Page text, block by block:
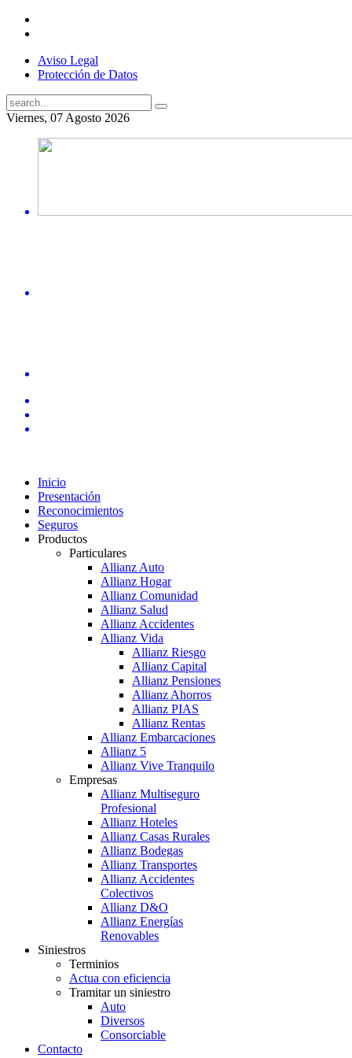
Aviso Legal
Protección de Datos
Viernes, 07 Agosto 2026
Inicio
Presentación
Reconocimientos
Seguros
Productos
Particulares
Allianz Auto
Allianz Hogar
Allianz Comunidad
Allianz Salud
Allianz Accidentes
Allianz Vida
Allianz Riesgo
Allianz Capital
Allianz Pensiones
Allianz Ahorros
Allianz PIAS
Allianz Rentas
Allianz Embarcaciones
Allianz 5
Allianz Vive Tranquilo
Empresas
Allianz Multiseguro
Profesional
Allianz Hoteles
Allianz Casas Rurales
Allianz Bodegas
Allianz Transportes
Allianz Accidentes
Colectivos
Allianz D&O
Allianz Energías
Renovables
Siniestros
Terminios
Actua con eficiencia
Tramitar un siniestro
Auto
Diversos
Consorciable
Contacto